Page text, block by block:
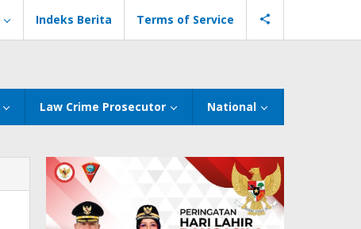
Indeks Berita Terms of Service
Law Crime Prosecutor National